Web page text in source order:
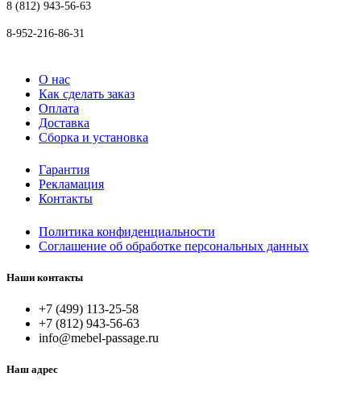
8 (812) 943-56-63
8-952-216-86-31
О нас
Как сделать заказ
Оплата
Доставка
Сборка и установка
Гарантия
Рекламация
Контакты
Политика конфиденциальности
Соглашение об обработке персональных данных
Наши контакты
+7 (499) 113-25-58
+7 (812) 943-56-63
info@mebel-passage.ru
Наш адрес